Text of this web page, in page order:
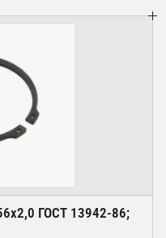
ГОСТ 13942-86;